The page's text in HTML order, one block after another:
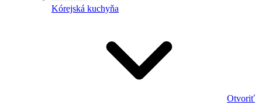
Kórejská kuchyňa
Otvoriť